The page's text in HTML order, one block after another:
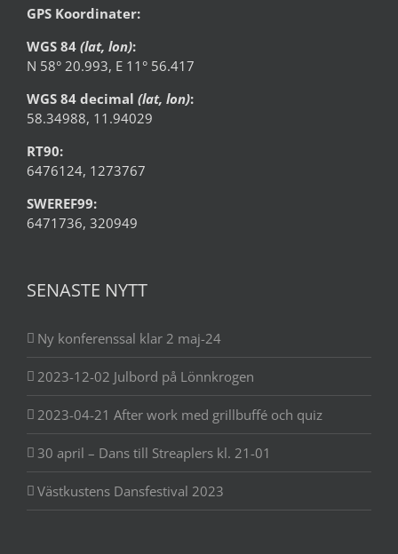
GPS Koordinater:
WGS 84 (lat, lon):
N 58° 20.993, E 11° 56.417
WGS 84 decimal (lat, lon):
58.34988, 11.94029
RT90:
6476124, 1273767
SWEREF99:
6471736, 320949
SENASTE NYTT
Ny konferenssal klar 2 maj-24
2023-12-02 Julbord på Lönnkrogen
2023-04-21 After work med grillbuffé och quiz
30 april – Dans till Streaplers kl. 21-01
Västkustens Dansfestival 2023